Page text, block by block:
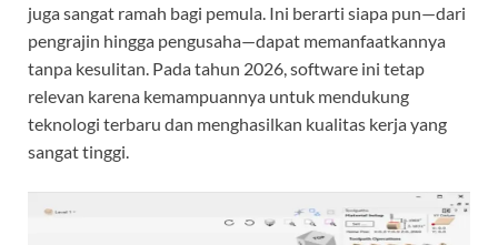
juga sangat ramah bagi pemula. Ini berarti siapa pun—dari
pengrajin hingga pengusaha—dapat memanfaatkannya
tanpa kesulitan. Pada tahun 2026, software ini tetap
relevan karena kemampuannya untuk mendukung
teknologi terbaru dan menghasilkan kualitas kerja yang
sangat tinggi.